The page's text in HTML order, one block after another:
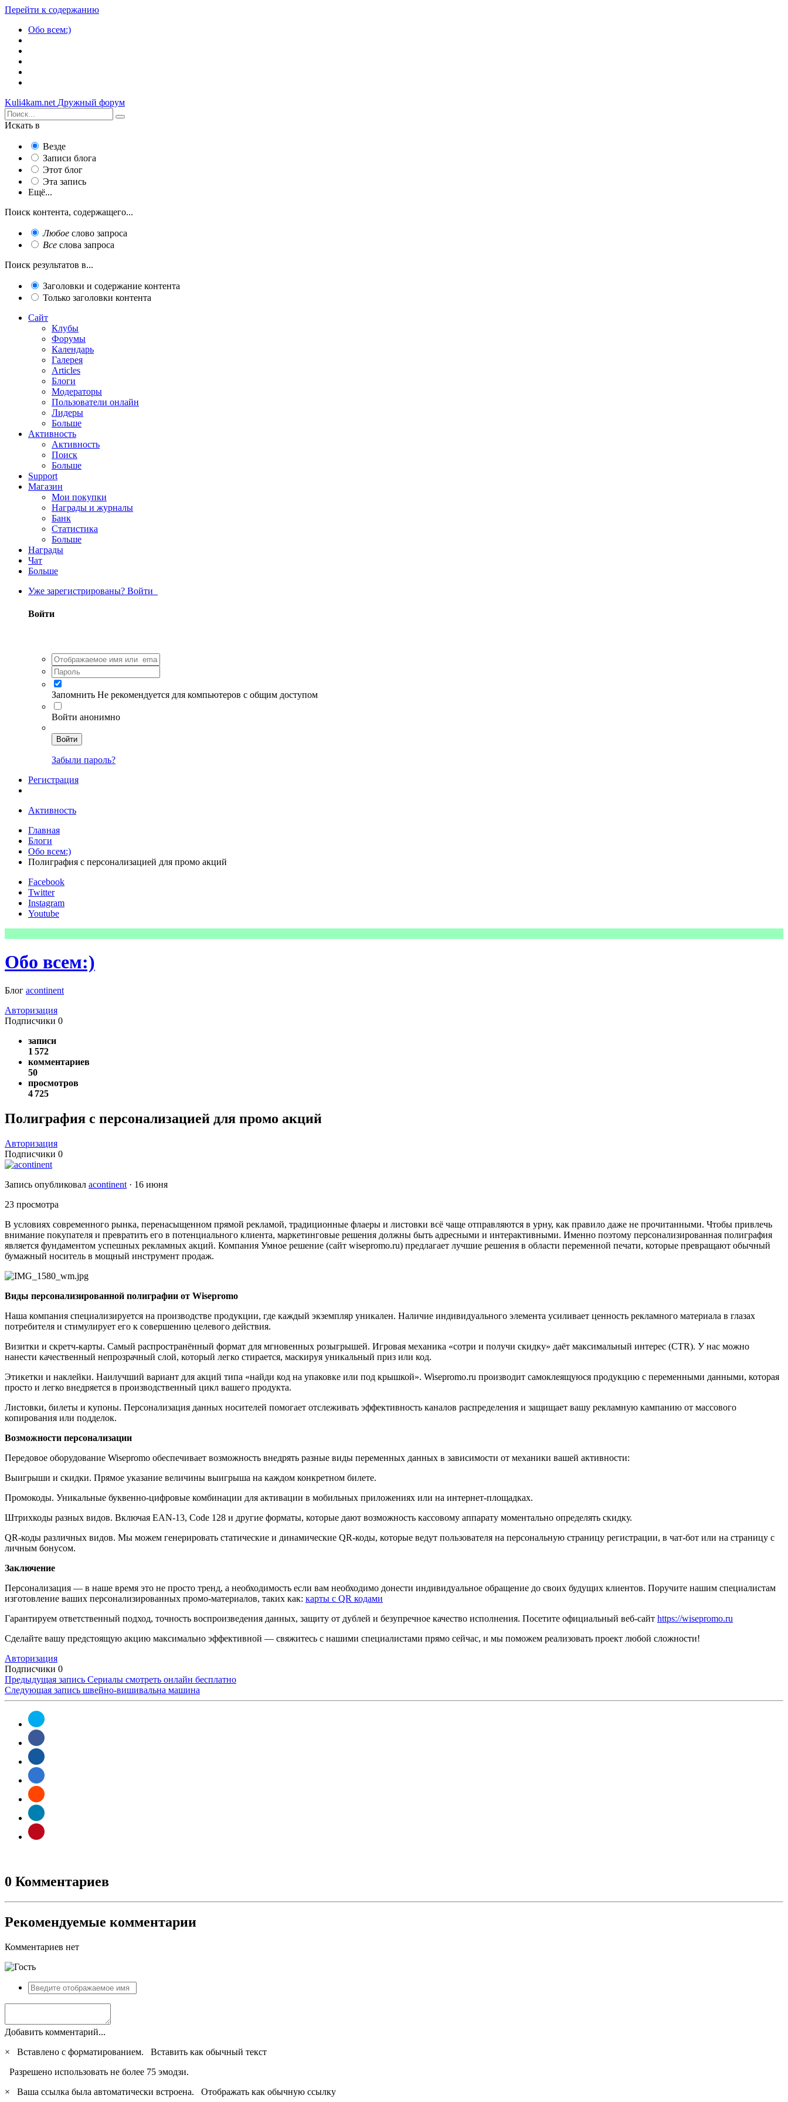
Перейти к содержанию
Обо всем:)
Kuli4kam.net Дружный форум
Искать в
Везде
Записи блога
Этот блог
Эта запись
Ещё...
Поиск контента, содержащего...
Любое слово запроса
Все слова запроса
Поиск результатов в...
Заголовки и содержание контента
Только заголовки контента
Сайт
Клубы
Форумы
Календарь
Галерея
Articles
Блоги
Модераторы
Пользователи онлайн
Лидеры
Больше
Активность
Активность
Поиск
Больше
Support
Магазин
Мои покупки
Награды и журналы
Банк
Статистика
Больше
Награды
Чат
Больше
Уже зарегистрированы? Войти
Войти
Запомнить Не рекомендуется для компьютеров с общим доступом
Войти анонимно
Войти
Забыли пароль?
Регистрация
Активность
Главная
Блоги
Обо всем:)
Полиграфия с персонализацией для промо акций
Facebook
Twitter
Instagram
Youtube
Обо всем:)
Блог acontinent
Авторизация
Подписчики 0
записи
1 572
комментариев
50
просмотров
4 725
Полиграфия с персонализацией для промо акций
Авторизация
Подписчики 0
Запись опубликовал acontinent · 16 июня
23 просмотра
В условиях современного рынка, перенасыщенном прямой рекламой, традиционные флаеры и листовки всё чаще отправляются в урну, как правило даже не прочитанными. Чтобы привлечь
внимание покупателя и превратить его в потенциального клиента, маркетинговые решения должны быть адресными и интерактивными. Именно поэтому персонализированная полиграфия
является фундаментом успешных рекламных акций. Компания Умное решение (сайт wisepromo.ru) предлагает лучшие решения в области переменной печати, которые превращают обычный
бумажный носитель в мощный инструмент продаж.
Виды персонализированной полиграфии от Wisepromo
Наша компания специализируется на производстве продукции, где каждый экземпляр уникален. Наличие индивидуального элемента усиливает ценность рекламного материала в глазах
потребителя и стимулирует его к совершению целевого действия.
Визитки и скретч-карты. Самый распространённый формат для мгновенных розыгрышей. Игровая механика «сотри и получи скидку» даёт максимальный интерес (CTR). У нас можно
нанести качественный непрозрачный слой, который легко стирается, маскируя уникальный приз или код.
Этикетки и наклейки. Наилучший вариант для акций типа «найди код на упаковке или под крышкой». Wisepromo.ru производит самоклеящуюся продукцию с переменными данными, которая
просто и легко внедряется в производственный цикл вашего продукта.
Листовки, билеты и купоны. Персонализация данных носителей помогает отслеживать эффективность каналов распределения и защищает вашу рекламную кампанию от массового
копирования или подделок.
Возможности персонализации
Передовое оборудование Wisepromo обеспечивает возможность внедрять разные виды переменных данных в зависимости от механики вашей активности:
Выигрыши и скидки. Прямое указание величины выигрыша на каждом конкретном билете.
Промокоды. Уникальные буквенно-цифровые комбинации для активации в мобильных приложениях или на интернет-площадках.
Штрихкоды разных видов. Включая EAN-13, Code 128 и другие форматы, которые дают возможность кассовому аппарату моментально определять скидку.
QR-коды различных видов. Мы можем генерировать статические и динамические QR-коды, которые ведут пользователя на персональную страницу регистрации, в чат-бот или на страницу с
личным бонусом.
Заключение
Персонализация — в наше время это не просто тренд, а необходимость если вам необходимо донести индивидуальное обращение до своих будущих клиентов. Поручите нашим специалистам
изготовление ваших персонализированных промо-материалов, таких как: карты c QR кодами
Гарантируем ответственный подход, точность воспроизведения данных, защиту от дублей и безупречное качество исполнения. Посетите официальный веб-сайт https://wisepromo.ru
Сделайте вашу предстоящую акцию максимально эффективной — свяжитесь с нашими специалистами прямо сейчас, и мы поможем реализовать проект любой сложности!
Авторизация
Подписчики 0
Предыдущая запись Сериалы смотреть онлайн бесплатно
Следующая запись швейно-вишивальна машина
0 Комментариев
Рекомендуемые комментарии
Комментариев нет
Добавить комментарий...
×
Вставлено с форматированием. Вставить как обычный текст
Разрешено использовать не более 75 эмодзи.
×
Ваша ссылка была автоматически встроена. Отображать как обычную ссылку